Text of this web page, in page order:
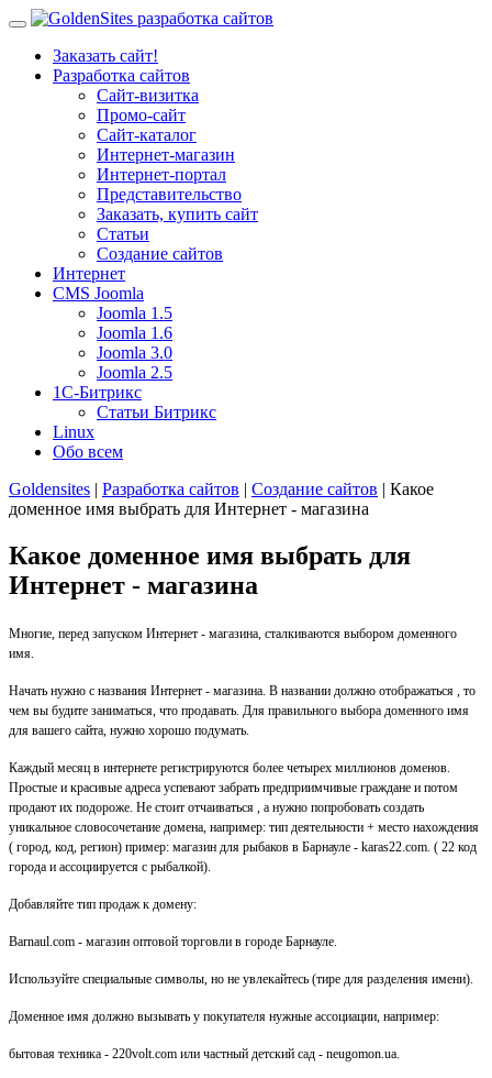
Заказать сайт!
Разработка сайтов
Сайт-визитка
Промо-сайт
Сайт-каталог
Интернет-магазин
Интернет-портал
Представительство
Заказать, купить сайт
Статьи
Создание сайтов
Интернет
CMS Joomla
Joomla 1.5
Joomla 1.6
Joomla 3.0
Joomla 2.5
1С-Битрикс
Статьи Битрикс
Linux
Обо всем
Goldensites | Разработка сайтов | Создание сайтов | Какое
доменное имя выбрать для Интернет - магазина
Какое доменное имя выбрать для
Интернет - магазина
Многие, перед запуском Интернет - магазина, сталкиваются выбором доменного
имя.
Начать нужно с названия Интернет - магазина. В названии должно отображаться , то
чем вы будите заниматься, что продавать. Для правильного выбора доменного имя
для вашего сайта, нужно хорошо подумать.
Каждый месяц в интернете регистрируются более четырех миллионов доменов.
Простые и красивые адреса успевают забрать предприимчивые граждане и потом
продают их подороже. Не стоит отчаиваться , а нужно попробовать создать
уникальное словосочетание домена, например: тип деятельности + место нахождения
( город, код, регион) пример: магазин для рыбаков в Барнауле - karas22.com. ( 22 код
города и ассоциируется с рыбалкой).
Добавляйте тип продаж к домену:
Barnaul.com - магазин оптовой торговли в городе Барнауле.
Используйте специальные символы, но не увлекайтесь (тире для разделения имени).
Доменное имя должно вызывать у покупателя нужные ассоциации, например:
бытовая техника - 220volt.com или частный детский сад - neugomon.ua.